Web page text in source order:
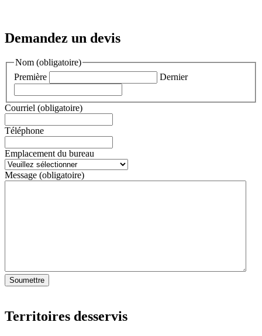
Demandez un devis
Nom (obligatoire)
Première
Dernier
Courriel (obligatoire)
Téléphone
Emplacement du bureau
Message (obligatoire)
Soumettre
Territoires desservis